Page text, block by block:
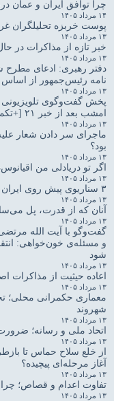
چرا توافق ایران و عمان
۱۴ مرداد ۱۴۰۵
پوست خربزه تحلیلگران
۱۳ مرداد ۱۴۰۵
خبر تازه از مذاکرات در
۱۳ مرداد ۱۴۰۵
دفتر رهبری: ادعای مطرح
نامه رئیس‌جمهور از
۱۳ مرداد ۱۴۰۵
پخش گفت‌وگوی تلویزیونی
امشب بعد از خبر ۲۱ [+تکمیلی: تغییر زمان پخش]
۱۳ مرداد ۱۴۰۵
ماجرای سر دادن شعار
بود؟
۱۳ مرداد ۱۴۰۵
اگر تو دریادلی من
۱۳ مرداد ۱۴۰۵
۳ سناریوی پیش روی ایران و آمریکا | محمدرضا طالبی‌نژاد
۱۳ مرداد ۱۴۰۵
آنان که از قدرت، پل
۱۳ مرداد ۱۴۰۵
گفت‌وگو با آیت الله
و مسئله‌ی خون‌خواهی:
شود
۱۳ مرداد ۱۴۰۵
اعاده حیثیت از مذاکرات
۱۳ مرداد ۱۴۰۵
معماری حکمرانی محلی؛
شهروند
۱۳ مرداد ۱۴۰۵
اتحاد ملی و رسانه؛
۱۳ مرداد ۱۴۰۵
از خلع سلاح حماس تا
آغاز مرحله‌ای پیچیده؟
۱۳ مرداد ۱۴۰۵
تفاوت اعدام و قصاص؛ چرا
۱۳ مرداد ۱۴۰۵